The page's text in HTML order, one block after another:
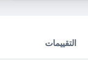
التقييمات